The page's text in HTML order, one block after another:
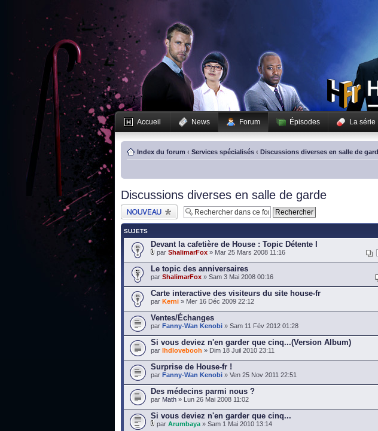
Accueil News Forum Épisodes La série
Index du forum ‹ Services spécialisés ‹ Discussions diverses en salle de
Discussions diverses en salle de garde
Publier un nouveau
sujet
SUJETS
Devant la cafetière de House : Topic Détente I
par ShalimarFox » Mar 25 Mars 2008 11:16
Le topic des anniversaires
par ShalimarFox » Sam 3 Mai 2008 00:16
Carte interactive des visiteurs du site house-fr
par Kerni » Mer 16 Déc 2009 22:12
Ventes/Échanges
par Fanny-Wan Kenobi » Sam 11 Fév 2012 01:28
Si vous deviez n'en garder que cinq...(Version Album)
par lhdlovebooh » Dim 18 Juil 2010 23:11
Surprise de House-fr !
par Fanny-Wan Kenobi » Ven 25 Nov 2011 22:51
Des médecins parmi nous ?
par Math » Lun 26 Mai 2008 11:02
Si vous deviez n'en garder que cinq...
par Arumbaya » Sam 1 Mai 2010 13:14